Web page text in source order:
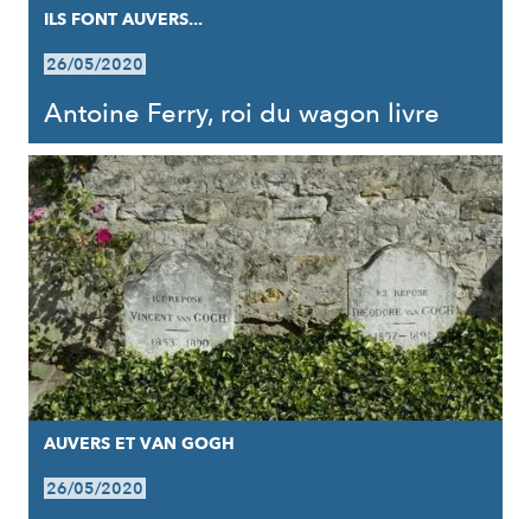
ILS FONT AUVERS...
26/05/2020
Antoine Ferry, roi du wagon livre
AUVERS ET VAN GOGH
26/05/2020